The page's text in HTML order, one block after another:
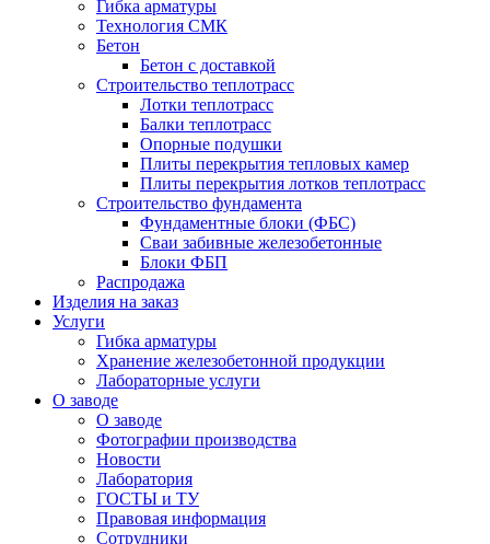
Гибка арматуры
Технология СМК
Бетон
Бетон с доставкой
Строительство теплотрасс
Лотки теплотрасс
Балки теплотрасс
Опорные подушки
Плиты перекрытия тепловых камер
Плиты перекрытия лотков теплотрасс
Строительство фундамента
Фундаментные блоки (ФБС)
Сваи забивные железобетонные
Блоки ФБП
Распродажа
Изделия на заказ
Услуги
Гибка арматуры
Хранение железобетонной продукции
Лабораторные услуги
О заводе
О заводе
Фотографии производства
Новости
Лаборатория
ГОСТЫ и ТУ
Правовая информация
Сотрудники